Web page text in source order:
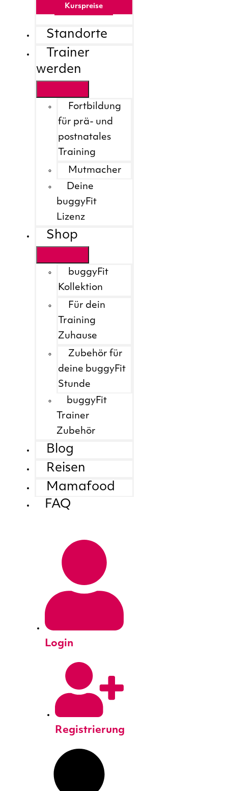
Kurspreise
Standorte
Trainer
werden
Fortbildung
für prä- und
postnatales
Training
Mutmacher
Deine
buggyFit
Lizenz
Shop
buggyFit
Kollektion
Für dein
Training
Zuhause
Zubehör für
deine buggyFit
Stunde
buggyFit
Trainer
Zubehör
Blog
Reisen
Mamafood
FAQ
Login
Registrierung